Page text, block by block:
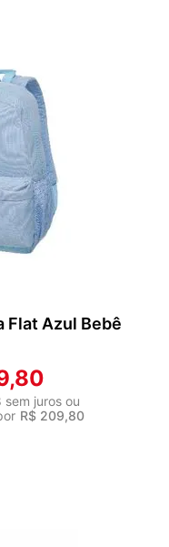
Flat Azul Bebê
,80
sem juros ou
R$ 209,80